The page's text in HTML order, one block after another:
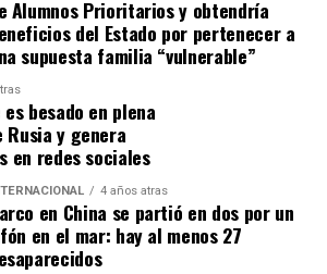
pese a que se logró reunir el dinero y,
se cumplió, continúan circulando por
a beneficios de Tomás Ross.
corriente
Alumnos Prioritarios y obtendría
del Estado por pertenecer a
supuesta familia “vulnerable”
besado en plena
y genera
en redes sociales
4 años atras
en China se partió en dos por un
en el mar: hay al menos 27